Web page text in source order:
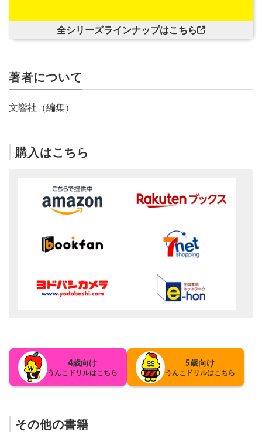
全シリーズラインナップはこちら
著者について
文響社（編集）
購入はこちら
4歳向け
うんこドリルはこちら
5歳向け
うんこドリルはこちら
その他の書籍